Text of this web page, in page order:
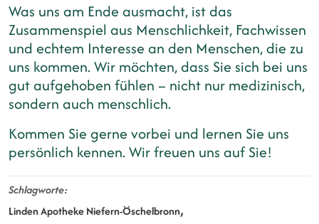
Was uns am Ende ausmacht, ist das
Zusammenspiel aus Menschlichkeit, Fachwissen
und echtem Interesse an den Menschen, die zu
uns kommen. Wir möchten, dass Sie sich bei uns
gut aufgehoben fühlen – nicht nur medizinisch,
sondern auch menschlich.
Kommen Sie gerne vorbei und lernen Sie uns
persönlich kennen. Wir freuen uns auf Sie!
Schlagworte
Linden Apotheke Niefern-Öschelbronn